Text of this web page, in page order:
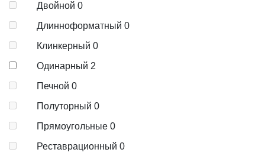
Двойной 0
Длинноформатный 0
Клинкерный 0
Одинарный 2
Печной 0
Полуторный 0
Прямоугольные 0
Реставрационный 0